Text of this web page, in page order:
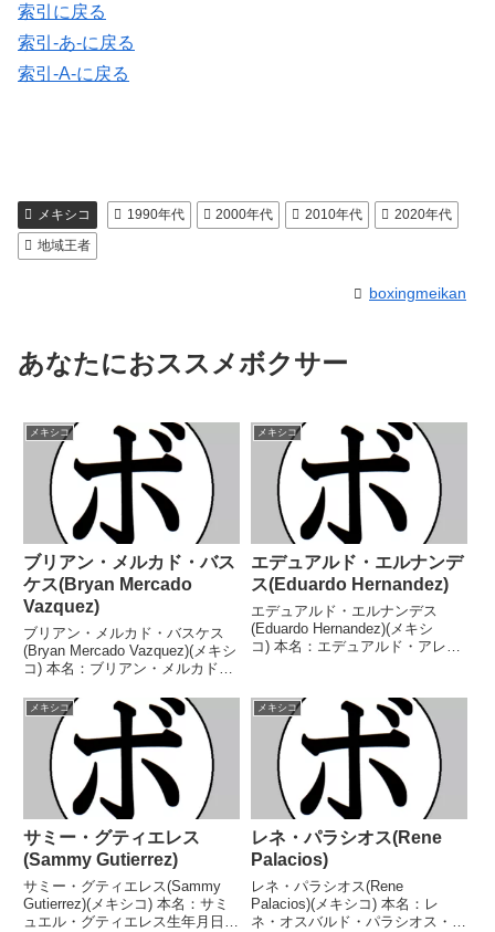
索引に戻る
索引-あ-に戻る
索引-A-に戻る
メキシコ 1990年代 2000年代 2010年代
2020年代
地域王者
boxingmeikan
あなたにおススメボクサー
メキシコ
ブリアン・メルカド・バス
ケス(Bryan Mercado
Vazquez)
ブリアン・メルカド・バスケス
(Bryan Mercado Vazquez)(メキシ
コ) 本名：ブリアン・メルカド・
日国籍：メキシコ戦績：34戦32
勝(26KO)2敗 【獲得タイトル】
WBC中央アメリカバン...
メキシコ
エデュアルド・エルナンデ
ス(Eduardo Hernandez)
エデュアルド・エルナンデス
(Eduardo Hernandez)(メキシ
コ) 本名：エデュアルド・アレハ
メキシコ戦績：39戦37勝(32KO)2
敗 【獲得タイトル】WBCスー...
メキシコ
サミー・グティエレス
(Sammy Gutierrez)
サミー・グティエレス(Sammy
Gutierrez)(メキシコ) 本名：サミ
ュエル・グティエレス生年月日：
メキシコ
レネ・パラシオス(Rene
Palacios)
レネ・パラシオス(Rene
Palacios)(メキシコ) 本名：レ
ネ・オスバルド・パラシオス・ガ